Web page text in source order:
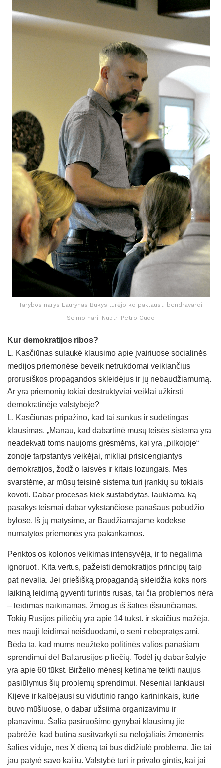
Tarybos narys Laurynas Bukys turėjo ko paklausti bendravardį
Seimo narį. Nuotr. Petro Gudo
Kur demokratijos ribos?
L. Kasčiūnas sulaukė klausimo apie įvairiuose socialinės
medijos priemonėse beveik netrukdomai veikiančius
prorusiškos propagandos skleidėjus ir jų nebaudžiamumą.
Ar yra priemonių tokiai destruktyviai veiklai užkirsti
demokratinėje valstybėje?
L. Kasčiūnas pripažino, kad tai sunkus ir sudėtingas
klausimas. „Manau, kad dabartinė mūsų teisės sistema yra
neadekvati toms naujoms grėsmėms, kai yra „pilkojoje“
zonoje tarpstantys veikėjai, mikliai prisidengiantys
demokratijos, žodžio laisvės ir kitais lozungais. Mes
svarstėme, ar mūsų teisinė sistema turi įrankių su tokiais
kovoti. Dabar procesas kiek sustabdytas, laukiama, ką
pasakys teismai dabar vykstančiose panašaus pobūdžio
bylose. Iš jų matysime, ar Baudžiamajame kodekse
numatytos priemonės yra pakankamos.
Penktosios kolonos veikimas intensyvėja, ir to negalima
ignoruoti. Kita vertus, pažeisti demokratijos principų taip
pat nevalia. Jei priešišką propagandą skleidžia koks nors
laikiną leidimą gyventi turintis rusas, tai čia problemos nėra
– leidimas naikinamas, žmogus iš šalies išsiunčiamas.
Tokių Rusijos piliečių yra apie 14 tūkst. ir skaičius mažėja,
nes nauji leidimai neišduodami, o seni nebepratęsiami.
Bėda ta, kad mums neužteko politinės valios panašiam
sprendimui dėl Baltarusijos piliečių. Todėl jų dabar šalyje
yra apie 60 tūkst. Birželio mėnesį ketiname teikti naujus
pasiūlymus šių problemų sprendimui. Neseniai lankiausi
Kijeve ir kalbėjausi su vidutinio rango karininkais, kurie
buvo mūšiuose, o dabar užsiima organizavimu ir
planavimu. Šalia pasiruošimo gynybai klausimų jie
pabrėžė, kad būtina susitvarkyti su nelojaliais žmonėmis
šalies viduje, nes X dieną tai bus didžiulė problema. Jie tai
jau patyrė savo kailiu. Valstybė turi ir privalo gintis, kai jai